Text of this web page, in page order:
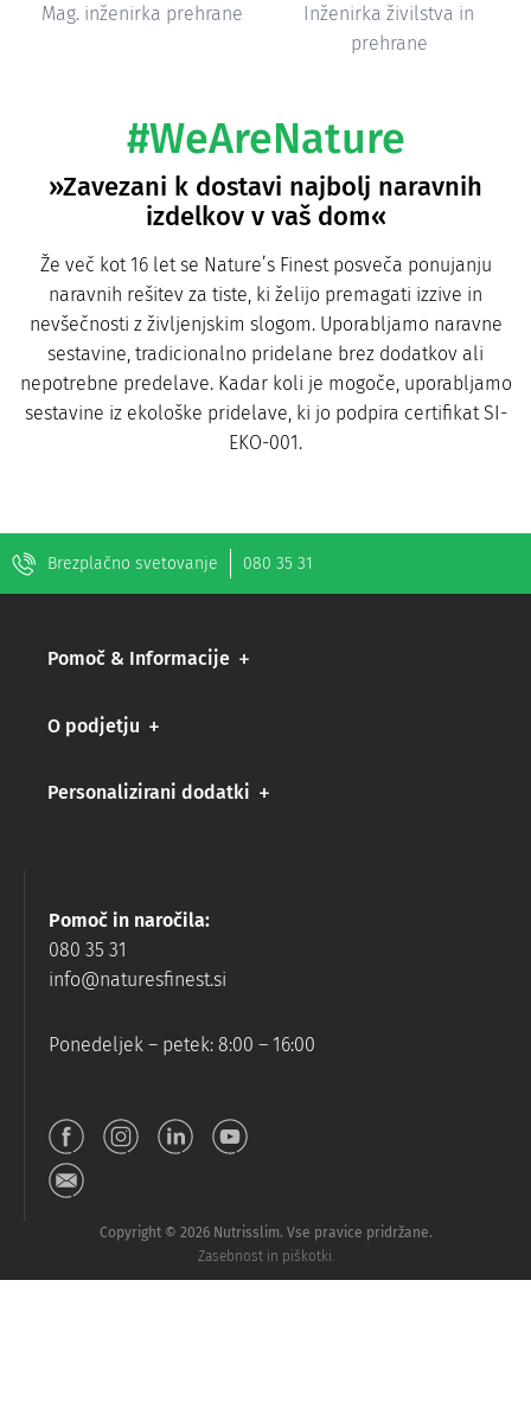
Mag. inženirka prehrane
Inženirka živilstva in
prehrane
#WeAreNature
»Zavezani k dostavi najbolj naravnih
izdelkov v vaš dom«
Že več kot 16 let se Nature’s Finest posveča ponujanju
naravnih rešitev za tiste, ki želijo premagati izzive in
nevšečnosti z življenjskim slogom. Uporabljamo naravne
sestavine, tradicionalno pridelane brez dodatkov ali
nepotrebne predelave. Kadar koli je mogoče, uporabljamo
sestavine iz ekološke pridelave, ki jo podpira certifikat SI-
EKO-001.
Brezplačno svetovanje 080 35 31
Pomoč & Informacije
O podjetju
Personalizirani dodatki
Pomoč in naročila:
080 35 31
info@naturesfinest.si
Ponedeljek – petek: 8:00 – 16:00
Copyright © 2026 Nutrisslim. Vse pravice pridržane.
Zasebnost in piškotki.